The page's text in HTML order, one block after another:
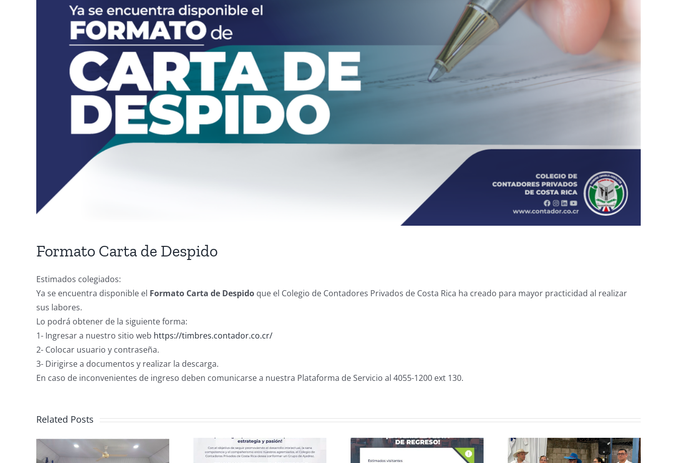
Formato Carta de Despido
Estimados colegiados:
Ya se encuentra disponible el Formato Carta de Despido que el Colegio de Contadores Privados de Costa Rica ha creado para mayor practicidad al realizar
sus labores.
Lo podrá obtener de la siguiente forma:
1- Ingresar a nuestro sitio web https://timbres.contador.co.cr/
2- Colocar usuario y contraseña.
3- Dirigirse a documentos y realizar la descarga.
En caso de inconvenientes de ingreso deben comunicarse a nuestra Plataforma de Servicio al 4055-1200 ext 130.
Related Posts